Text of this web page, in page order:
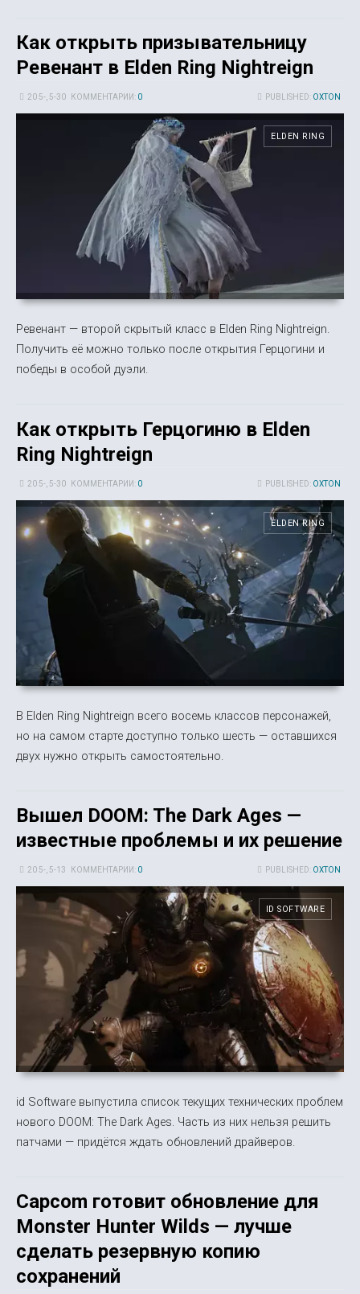
Как открыть призывательницу
Ревенант в Elden Ring Nightreign
PUBLISHED: OXTON
20 5-, 5-30 КОММЕНТАРИИ: 0
ELDEN RING
Ревенант — второй скрытый класс в Elden Ring Nightreign.
Получить её можно только после открытия Герцогини и
победы в особой дуэли.
Как открыть Герцогиню в Elden
Ring Nightreign
PUBLISHED: OXTON
20 5-, 5-30 КОММЕНТАРИИ: 0
ELDEN RING
В Elden Ring Nightreign всего восемь классов персонажей,
но на самом старте доступно только шесть — оставшихся
двух нужно открыть самостоятельно.
Вышел DOOM: The Dark Ages —
известные проблемы и их решение
PUBLISHED: OXTON
20 5-, 5-13 КОММЕНТАРИИ: 0
ID SOFTWARE
id Software выпустила список текущих технических проблем
нового DOOM: The Dark Ages. Часть из них нельзя решить
патчами — придётся ждать обновлений драйверов.
Capcom готовит обновление для
Monster Hunter Wilds — лучше
сделать резервную копию
сохранений